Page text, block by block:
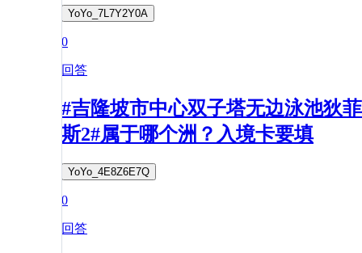
YoYo_7L7Y2Y0A
0
回答
#吉隆坡市中心双子塔无边泳池狄菲
斯2#属于哪个洲？入境卡要填
YoYo_4E8Z6E7Q
0
回答